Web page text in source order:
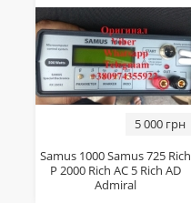
5 000 грн
Samus 1000 Samus 725 Rich
P 2000 Rich AC 5 Rich AD
Admiral